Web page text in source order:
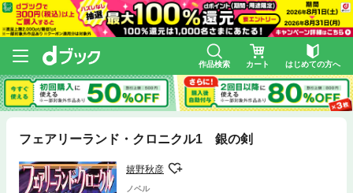
作品検索 カート はじめての方へ
フェアリーランド・クロニクル1 銀の剣
嬉野秋彦
ノベル